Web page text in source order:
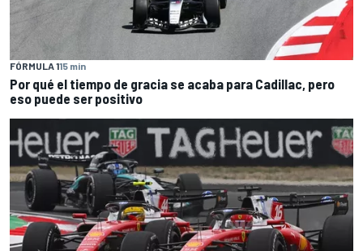
FÓRMULA 115 min
Por qué el tiempo de gracia se acaba para Cadillac, pero
eso puede ser positivo